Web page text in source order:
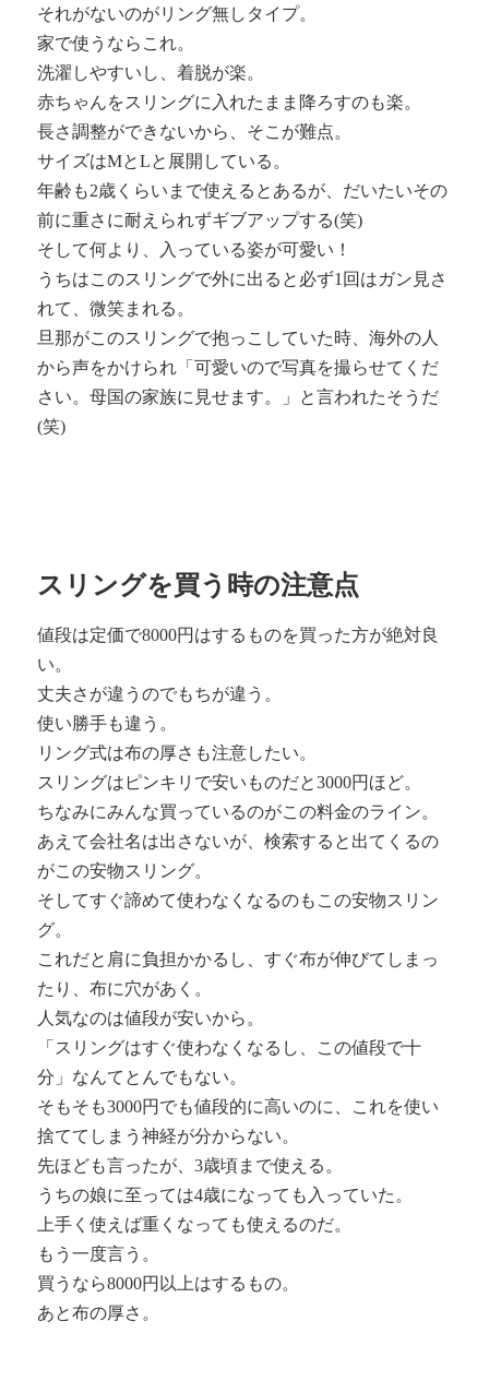
それがないのがリング無しタイプ。
家で使うならこれ。
洗濯しやすいし、着脱が楽。
赤ちゃんをスリングに入れたまま降ろすのも楽。
長さ調整ができないから、そこが難点。
サイズはMとLと展開している。
年齢も2歳くらいまで使えるとあるが、だいたいその
前に重さに耐えられずギブアップする(笑)
そして何より、入っている姿が可愛い！
うちはこのスリングで外に出ると必ず1回はガン見さ
れて、微笑まれる。
旦那がこのスリングで抱っこしていた時、海外の人
から声をかけられ「可愛いので写真を撮らせてくだ
さい。母国の家族に見せます。」と言われたそうだ
(笑)
スリングを買う時の注意点
値段は定価で8000円はするものを買った方が絶対良
い。
丈夫さが違うのでもちが違う。
使い勝手も違う。
リング式は布の厚さも注意したい。
スリングはピンキリで安いものだと3000円ほど。
ちなみにみんな買っているのがこの料金のライン。
あえて会社名は出さないが、検索すると出てくるの
がこの安物スリング。
そしてすぐ諦めて使わなくなるのもこの安物スリン
グ。
これだと肩に負担かかるし、すぐ布が伸びてしまっ
たり、布に穴があく。
人気なのは値段が安いから。
「スリングはすぐ使わなくなるし、この値段で十
分」なんてとんでもない。
そもそも3000円でも値段的に高いのに、これを使い
捨ててしまう神経が分からない。
先ほども言ったが、3歳頃まで使える。
うちの娘に至っては4歳になっても入っていた。
上手く使えば重くなっても使えるのだ。
もう一度言う。
買うなら8000円以上はするもの。
あと布の厚さ。